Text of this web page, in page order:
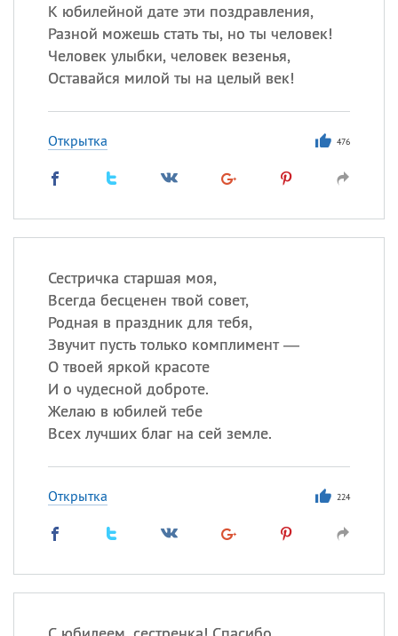
К юбилейной дате эти поздравления,
Разной можешь стать ты, но ты человек!
Человек улыбки, человек везенья,
Оставайся милой ты на целый век!
Открытка 476
Сестричка старшая моя,
Всегда бесценен твой совет,
Родная в праздник для тебя,
Звучит пусть только комплимент —
О твоей яркой красоте
И о чудесной доброте.
Желаю в юбилей тебе
Всех лучших благ на сей земле.
Открытка 224